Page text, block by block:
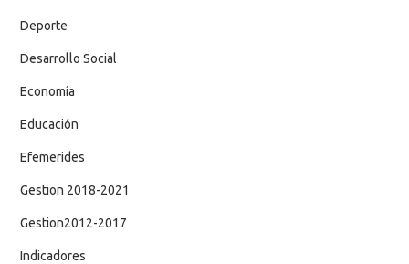
Deporte
Desarrollo Social
Economía
Educación
Efemerides
Gestion 2018-2021
Gestion2012-2017
Indicadores